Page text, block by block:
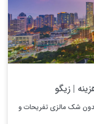
| زیگو
شک مالزی تفریحات و